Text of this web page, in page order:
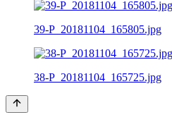
39-P_20181104_165805.jpg
38-P_20181104_165725.jpg